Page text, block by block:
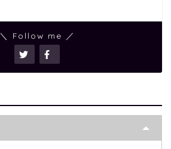
＼ Follow me ／